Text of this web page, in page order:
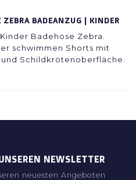
ZEBRA BADEANZUG | KINDER
Badehose Zebra.
schwimmen Shorts mit
Schildkrötenoberfläche.
NEWSLETTER
neuesten Angeboten